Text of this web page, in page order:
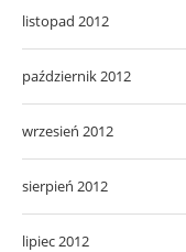
listopad 2012
październik 2012
wrzesień 2012
sierpień 2012
lipiec 2012